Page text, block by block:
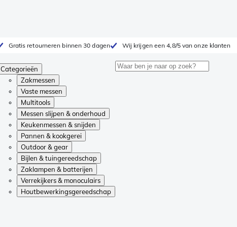
Gratis retourneren binnen 30 dagen Wij krijgen een 4,8/5 van onze klanten
Categorieën
Zakmessen
Vaste messen
Multitools
Messen slijpen & onderhoud
Keukenmessen & snijden
Pannen & kookgerei
Outdoor & gear
Bijlen & tuingereedschap
Zaklampen & batterijen
Verrekijkers & monoculairs
Houtbewerkingsgereedschap